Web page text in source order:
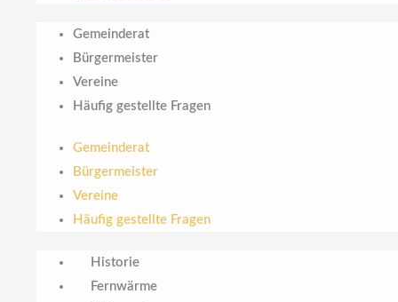
Gemeinderat
Bürgermeister
Vereine
Häufig gestellte Fragen
Gemeinderat
Bürgermeister
Vereine
Häufig gestellte Fragen
Historie
Fernwärme